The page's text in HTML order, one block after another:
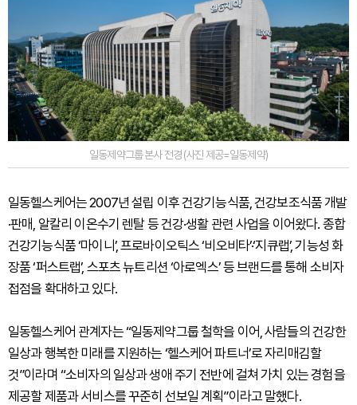
일동제약그룹 본사 전경 (사진 제공=일동제약)
일동헬스케어는 2007년 설립 이후 건강기능식품, 건강보조식품 개발
·판매, 알칼리 이온수기 렌탈 등 건강·생활 관련 사업을 이어왔다. 종합
건강기능식품 ‘마이니’, 프로바이오틱스 ‘비오비타’·‘지큐랩’, 기능성 화
장품 ‘퍼스트랩’, 스포츠 뉴트리션 ‘아로엑스’ 등 브랜드를 통해 소비자
접점을 확대하고 있다.
일동헬스케어 관계자는 “일동제약그룹 철학을 이어, 사람들의 건강한
일상과 행복한 미래를 지원하는 ‘헬스케어 파트너’로 자리매김할
것”이라며 “소비자의 일상과 생애 주기 전반에 걸쳐 가치 있는 경험을
제공할 제품과 서비스를 꾸준히 선보일 계획”이라고 말했다.